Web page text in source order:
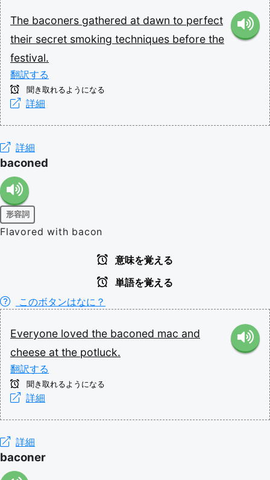
The baconers gathered at dawn to perfect
their secret smoking techniques before the
festival.
翻訳する
聞き取れるようになる
詳細
詳細
baconed
形容詞
Flavored with bacon
意味を覚える
単語を覚える
このボタンはなに？
Everyone loved the baconed mac and
cheese at the potluck.
翻訳する
聞き取れるようになる
詳細
詳細
baconer